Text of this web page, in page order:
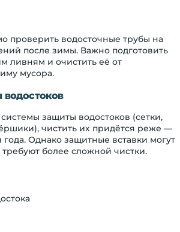
проверить водосточные трубы на
после зимы. Важно подготовить
ливням и очистить её от
мусора.
защиты водостоков (сетки,
чистить их придётся реже —
Однако защитные вставки могут
более сложной чистки.